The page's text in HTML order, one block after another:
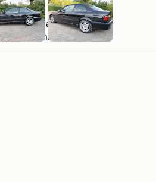
Autohandel Pieters
Oudenburg